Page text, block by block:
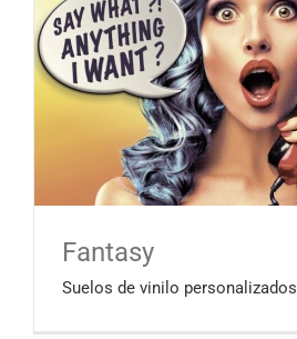
Fantasy
Suelos de vinilo personalizados